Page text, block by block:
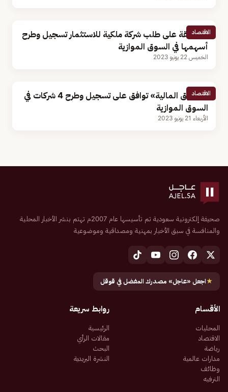
الاقتصاد
الموافقة على طلب شركة ملكية للاستثمار تسجيل وطرح
أسهمها في السوق الموازية
الخميس 22 يونيو 2023
الاقتصاد
«السوق المالية» توافق على تسجيل وطرح 4 شركات في
السوق الموازية
الأربعاء 21 يونيو 2023
صحيفة إلكترونية سعودية تم تأسيسها عام 2007م تهتم بنشر الأخبار المحلية
والمنافسة في سبق الأخبار بمهنية ومصداقية وموضوعية
★اجعل «عاجل» مصدرك المفضل في قوقل
الأقسام
المحليات
الاقتصاد
رياضة
مدارات عالمية
وظائف
الترفيه
روابط سريعة
الرئيسية
مقالات الرأي
البحث
النشرة البريدية